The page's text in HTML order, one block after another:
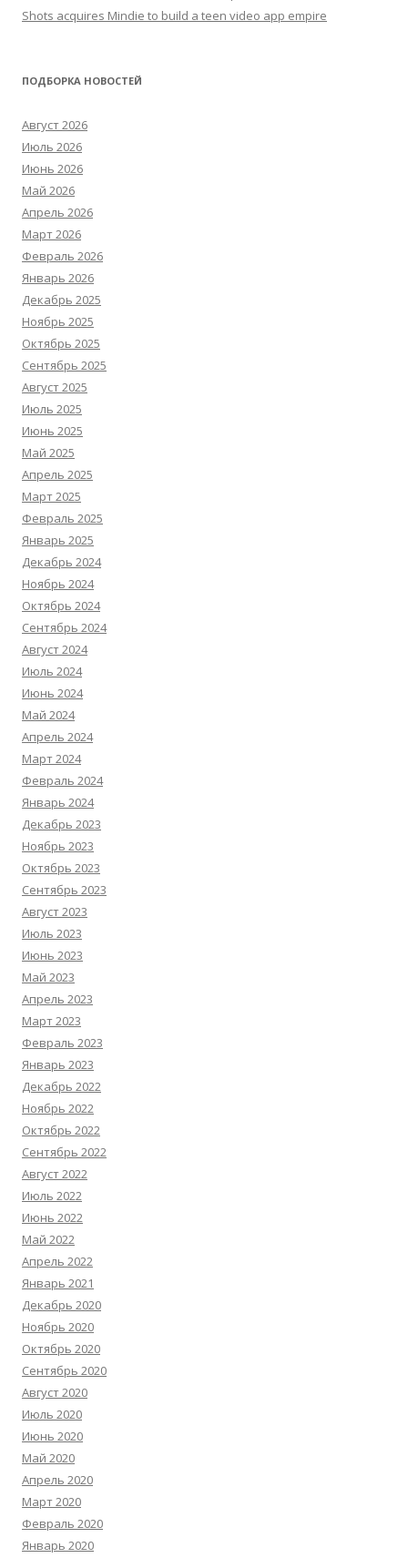
Shots acquires Mindie to build a teen video app empire
ПОДБОРКА НОВОСТЕЙ
Август 2026
Июль 2026
Июнь 2026
Май 2026
Апрель 2026
Март 2026
Февраль 2026
Январь 2026
Декабрь 2025
Ноябрь 2025
Октябрь 2025
Сентябрь 2025
Август 2025
Июль 2025
Июнь 2025
Май 2025
Апрель 2025
Март 2025
Февраль 2025
Январь 2025
Декабрь 2024
Ноябрь 2024
Октябрь 2024
Сентябрь 2024
Август 2024
Июль 2024
Июнь 2024
Май 2024
Апрель 2024
Март 2024
Февраль 2024
Январь 2024
Декабрь 2023
Ноябрь 2023
Октябрь 2023
Сентябрь 2023
Август 2023
Июль 2023
Июнь 2023
Май 2023
Апрель 2023
Март 2023
Февраль 2023
Январь 2023
Декабрь 2022
Ноябрь 2022
Октябрь 2022
Сентябрь 2022
Август 2022
Июль 2022
Июнь 2022
Май 2022
Апрель 2022
Январь 2021
Декабрь 2020
Ноябрь 2020
Октябрь 2020
Сентябрь 2020
Август 2020
Июль 2020
Июнь 2020
Май 2020
Апрель 2020
Март 2020
Февраль 2020
Январь 2020